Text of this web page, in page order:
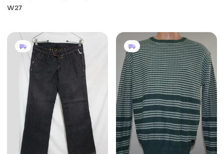
W27